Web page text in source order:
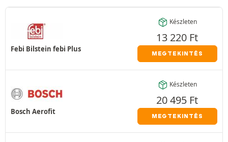
Febi Bilstein febi Plus
Készleten
13 220 Ft
MEGTEKINTÉS
Bosch Aerofit
Készleten
20 495 Ft
MEGTEKINTÉS